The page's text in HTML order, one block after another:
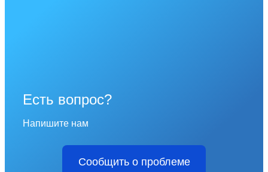
Есть вопрос?
Напишите нам
Сообщить о проблеме